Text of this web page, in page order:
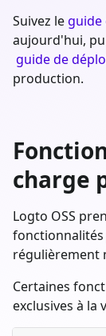
Suivez leguide
aujourd'hui,
guide de
production.
charge
Logto OSS
fonctionnalités
régulièrement
Certaines
exclusives à la